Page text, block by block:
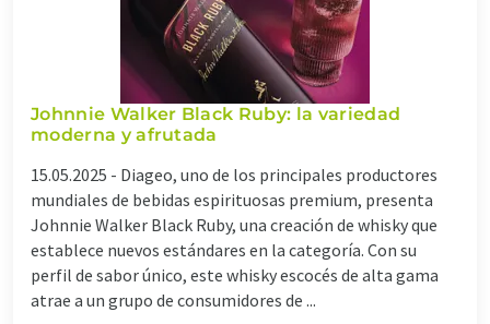
Johnnie Walker Black Ruby: la variedad
moderna y afrutada
15.05.2025 - Diageo, uno de los principales productores
mundiales de bebidas espirituosas premium, presenta
Johnnie Walker Black Ruby, una creación de whisky que
establece nuevos estándares en la categoría. Con su
perfil de sabor único, este whisky escocés de alta gama
atrae a un grupo de consumidores de ...